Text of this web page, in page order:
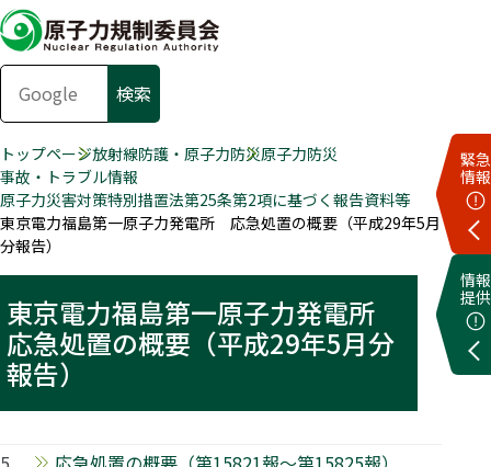
緊急
情報
情報
提供
トップページ放射線防護・原子力防災原子力防災
事故・トラブル情報
原子力災害対策特別措置法第25条第2項に基づく報告資料等
東京電力福島第一原子力発電所 応急処置の概要（平成29年5月
分報告）
東京電力福島第一原子力発電所
応急処置の概要（平成29年5月分
報告）